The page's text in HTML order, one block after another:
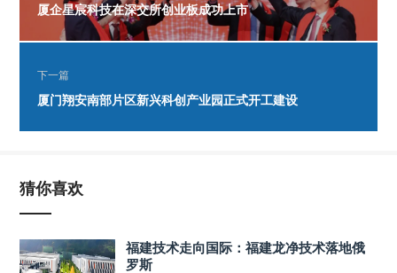
厦企星宸科技在深交所创业板成功上市
下一篇
厦门翔安南部片区新兴科创产业园正式开工建设
猜你喜欢
福建技术走向国际：福建龙净技术落地俄
罗斯